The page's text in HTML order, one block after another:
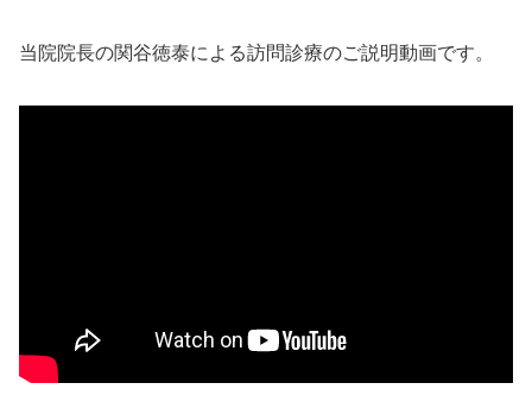
当院院長の関谷徳泰による訪問診療のご説明動画です。